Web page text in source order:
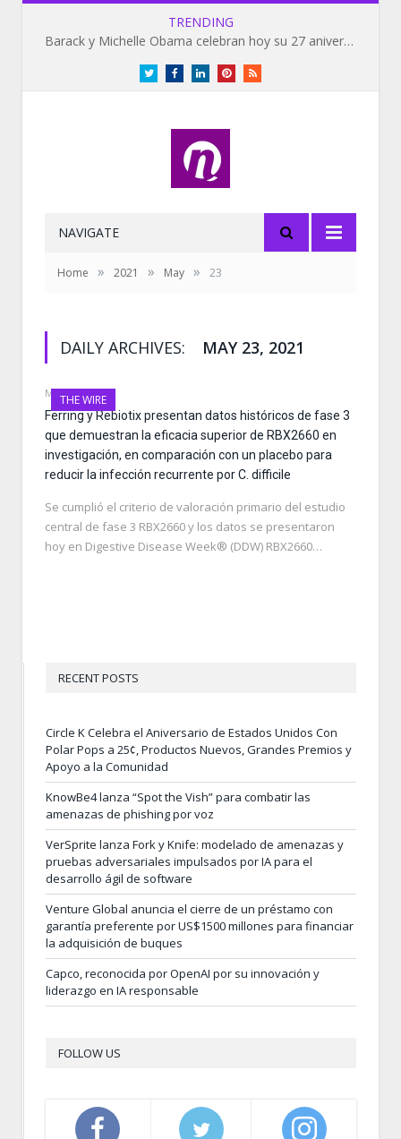
TRENDING
Barack y Michelle Obama celebran hoy su 27 aniversario de bodas
TwitterFacebookLinkedInPinterestRSS
NAVIGATE
Home » 2021 » May » 23
DAILY ARCHIVES: MAY 23, 2021
THE WIRE
MAY 23, 2021
Ferring y Rebiotix presentan datos históricos de fase 3
que demuestran la eficacia superior de RBX2660 en
investigación, en comparación con un placebo para
reducir la infección recurrente por C. difficile
Se cumplió el criterio de valoración primario del estudio
central de fase 3 RBX2660 y los datos se presentaron
hoy en Digestive Disease Week® (DDW) RBX2660…
RECENT POSTS
Circle K Celebra el Aniversario de Estados Unidos Con
Polar Pops a 25¢, Productos Nuevos, Grandes Premios y
Apoyo a la Comunidad
KnowBe4 lanza “Spot the Vish” para combatir las
amenazas de phishing por voz
VerSprite lanza Fork y Knife: modelado de amenazas y
pruebas adversariales impulsados por IA para el
desarrollo ágil de software
Venture Global anuncia el cierre de un préstamo con
garantía preferente por US$1500 millones para financiar
la adquisición de buques
Capco, reconocida por OpenAI por su innovación y
liderazgo en IA responsable
FOLLOW US